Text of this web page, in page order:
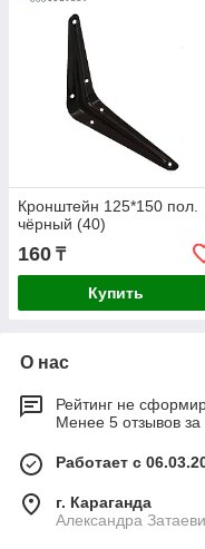
Кронштейн 125*150 пол.
чёрный (40)
160 ₸
Купить
О нас
Рейтинг не
Менее 5 отзывов за
Работает с
г. Караганда
Александра